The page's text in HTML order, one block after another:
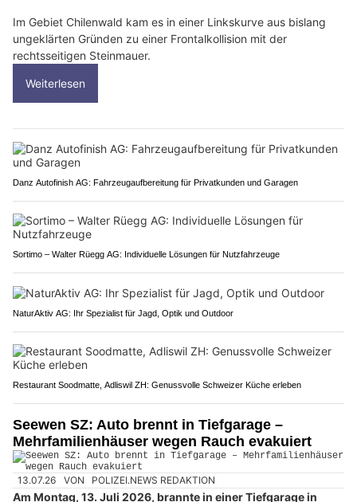
Im Gebiet Chilenwald kam es in einer Linkskurve aus bislang
ungeklärten Gründen zu einer Frontalkollision mit der
rechtsseitigen Steinmauer.
Weiterlesen
Danz Autofinish AG: Fahrzeugaufbereitung für Privatkunden und Garagen
Sortimo – Walter Rüegg AG: Individuelle Lösungen für Nutzfahrzeuge
NaturAktiv AG: Ihr Spezialist für Jagd, Optik und Outdoor
Restaurant Soodmatte, Adliswil ZH: Genussvolle Schweizer Küche erleben
Seewen SZ: Auto brennt in Tiefgarage –
Mehrfamilienhäuser wegen Rauch evakuiert
13.07.26 VON POLIZEI.NEWS REDAKTION
Am Montag, 13. Juli 2026, brannte in einer Tiefgarage in